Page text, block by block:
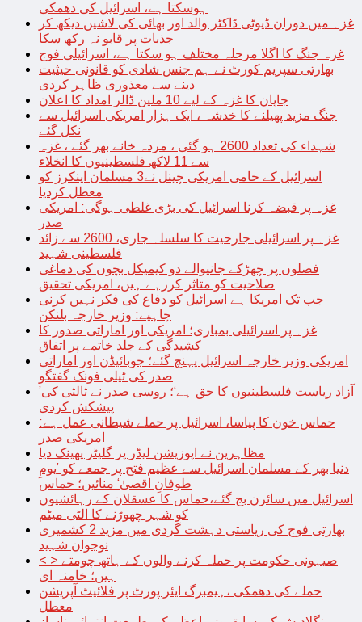
ہوسکتا ہے، اسرائیل کی دھمکی
غزہ میں دوران ڈیوٹی ڈاکٹر والد اور بھائی کی لاشیں دیکھ کر
جذبات پر قابو نہ رکھ سکا
غزہ جنگ کا اگلا مرحلہ مختلف ہو سکتا ہے، اسرائیلی فوج
بھارتی سپریم کورٹ نے ہم جنس شادی کو قانونی حیثیت
دینے سے معذوری ظاہر کردی
جاپان کا غزہ کے لیے 10 ملین ڈالر امداد کا اعلان
جنگ مزید پھیلنے کا خدشہ ، ایک ہزار امریکی اسرائیل سے
نکل گئے
شہداء کی تعداد 2600 ہو گئی ، مردہ خانے بھر گئے ، غزہ
سے 11 لاکھ فلسطینیوں کا انخلاء
اسرائیل کے حامی امریکی چینل نے3 مسلمان اینکرز کو
معطل کردیا
غزہ پر قبضہ کرنا اسرائیل کی بڑی غلطی ہوگی: امریکی
صدر
غزہ پر اسرائیلی جارحیت کا سلسلہ جاری، 2600 سے زائد
فلسطینی شہید
فصلوں پر چھڑکے جانیوالے دو کیمیکل بچوں کی دماغی
صلاحیت کو متاثر کررہے ہیں، امریکی تحقیق
جب تک امریکا ہے اسرائیل کو دفاع کی فکر نہیں کرنی
چاہیے: وزیر خارجہ بلنکن
غزہ پر اسرائیلی بمباری؛ امریکی اور اماراتی صدور کا
کشیدگی کے جلد خاتمے پر اتفاق
امریکی وزیر خارجہ اسرائیل پہنچ گئے؛ جوبائیڈن اور اماراتی
صدر کی ٹیلی فونک گفتگو
’آزاد ریاست فلسطینیوں کا حق ہے‘؛ روسی صدر نے ثالثی کی
پیشکش کردی
حماس خون کا پیاسا، اسرائیل پر حملے شیطانی عمل ہے:
امریکی صدر
مظاہرین نے اپوزیشن لیڈر پر گلیٹر پھینک دیا
دنیا بھر کے مسلمان اسرائیل سے عظیم فتح پر جمعے کو ’یومِ
طوفانِ اقصیٰ‘ منائیں؛ حماس
اسرائیل میں سائرن بج گئے،حماس کا عسقلان کے رہائشیوں
کو شہر چھوڑنے کا الٹی میٹم
بھارتی فوج کی ریاستی دہشت گردی میں مزید 2 کشمیری
نوجوان شہید
< > صیہونی حکومت پر حملہ کرنے والوں کے ہاتھ چومتے
ہیں؛ خامنہ ای
حملے کی دھمکی ،ہیمبرگ ایئر پورٹ پر فلائیٹ آپریشن
معطل